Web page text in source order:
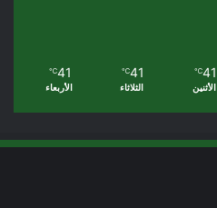
41
℃
الأثنين
41
℃
الثلاثاء
41
℃
الأربعاء